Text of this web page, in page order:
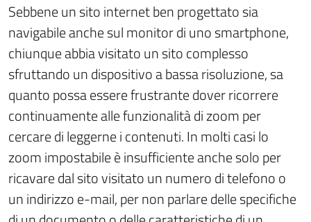
Sebbene un sito internet ben progettato sia
navigabile anche sul monitor di uno smartphone,
chiunque abbia visitato un sito complesso
sfruttando un dispositivo a bassa risoluzione, sa
quanto possa essere frustrante dover ricorrere
continuamente alle funzionalità di zoom per
cercare di leggerne i contenuti. In molti casi lo
zoom impostabile è insufficiente anche solo per
ricavare dal sito visitato un numero di telefono o
un indirizzo e-mail, per non parlare delle specifiche